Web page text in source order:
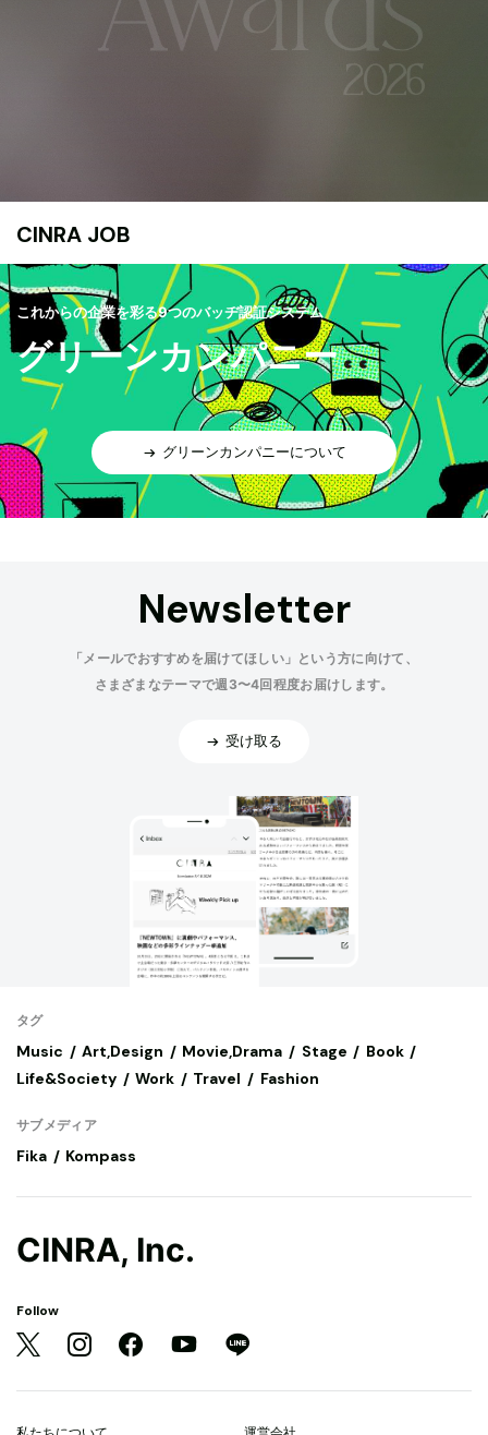
CINRA JOB
これからの企業を彩る9つのバッヂ認証システム
グリーンカンパニー
グリーンカンパニーについて
Newsletter
「メールでおすすめを届けてほしい」という方に向けて、
さまざまなテーマで週3〜4回程度お届けします。
受け取る
タグ
Music Art,Design Movie,Drama Stage
Book
Life&Society
Work Travel Fashion
サブメディア
Fika Kompass
CINRA, Inc.
Follow